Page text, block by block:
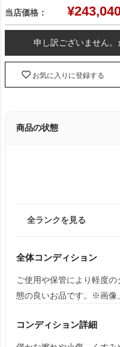
当店価格： ¥
申し訳ございません。
お気に入りに登録する
商品の状態
全ランクを見る
全体コンディション
ご使用や保管により軽度
態の良いお品です。※画像
コンディション詳細